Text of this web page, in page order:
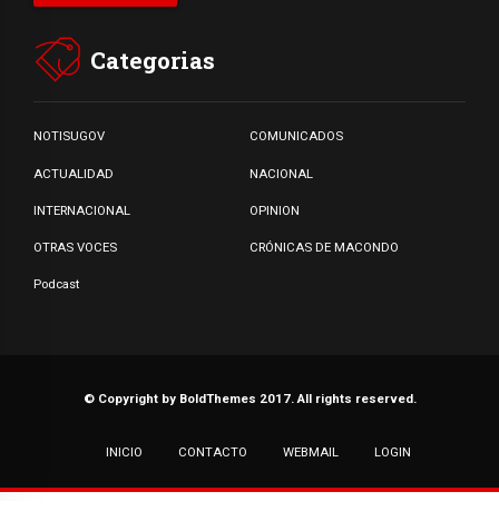
Categorias
NOTISUGOV COMUNICADOS
ACTUALIDAD NACIONAL
INTERNACIONAL OPINION
OTRAS VOCES CRÓNICAS DE MACONDO
Podcast
© Copyright by BoldThemes 2017. All rights reserved.
INICIO CONTACTO WEBMAIL LOGIN